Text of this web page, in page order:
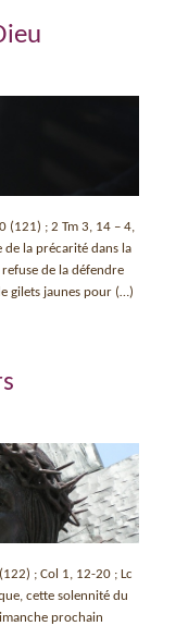
(121) ; 2 Tm 3, 14 – 4,
de la précarité dans la
de la défendre
gilets jaunes pour (…)
; Col 1, 12-20 ; Lc
cette solennité du
prochain